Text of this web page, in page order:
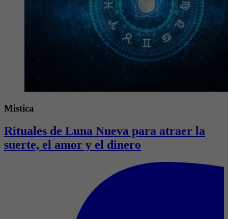
Mistica
Rituales de Luna Nueva para atraer la
suerte, el amor y el dinero